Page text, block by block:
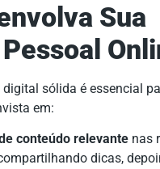
Sua
digital sólida é essencial
em:
conteúdo relevante nas
dicas,